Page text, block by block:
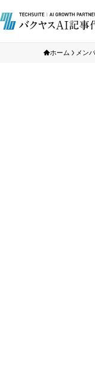
ホーム メン